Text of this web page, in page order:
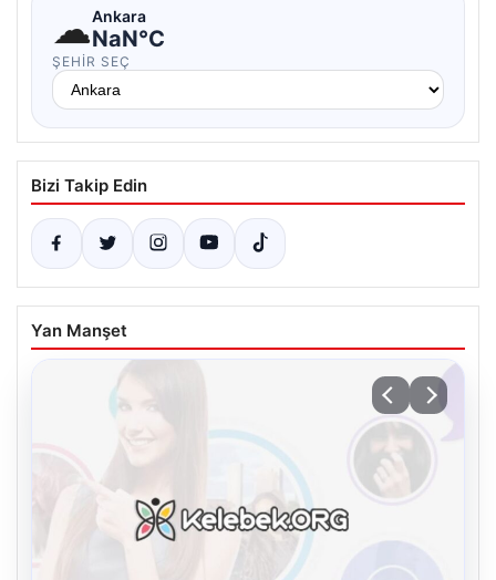
☁Ankara
NaN°C
ŞEHIR SEÇ
Bizi Takip Edin
Yan Manşet